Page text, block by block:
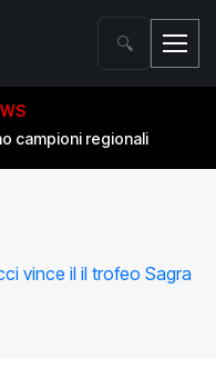
🔍
campioni regionali
vince il il trofeo Sagra